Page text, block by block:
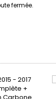
fermée.